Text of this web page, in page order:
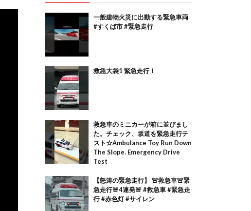
一般建物火災に出動する緊急車両
#すくば市 #緊急走行
救急大袋1 緊急走行！
救急車のミニカーが箱に並びまし
た。チェック、坂道を緊急走行テ
スト☆Ambulance Toy Run Down
The Slope. Emergency Drive
Test
【怒涛の緊急走行】 🚨救急車🚨緊
急走行🚨4連発🚨 #救急車 #緊急走
行 #赤色灯 #サイレン